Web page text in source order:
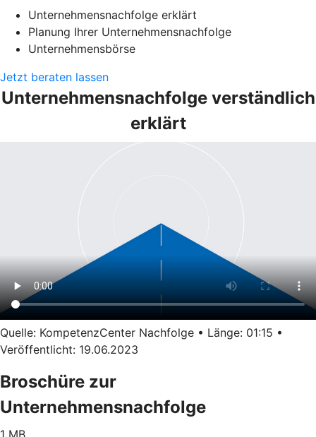
Unternehmensnachfolge erklärt
Planung Ihrer Unternehmensnachfolge
Unternehmensbörse
Jetzt beraten lassen
Unternehmensnachfolge verständlich
erklärt
Quelle: KompetenzCenter Nachfolge • Länge: 01:15 •
Veröffentlicht: 19.06.2023
Broschüre zur
Unternehmensnachfolge
1 MB